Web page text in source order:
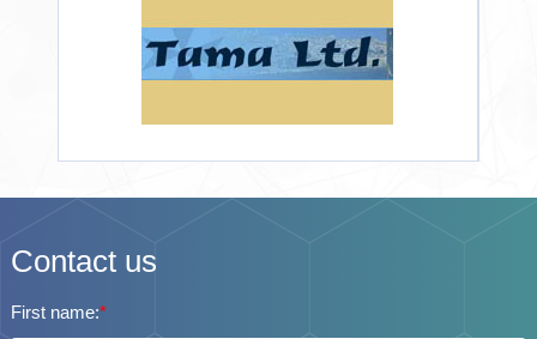
Contact us
First name:*